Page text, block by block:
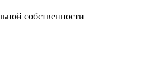
собственности